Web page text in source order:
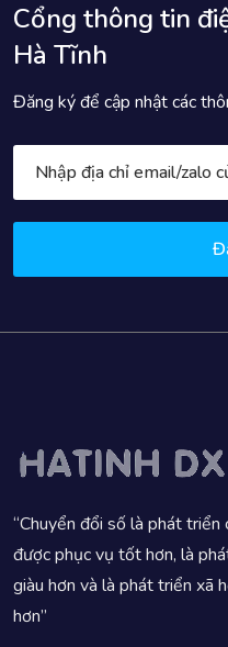
Cổng thông tin
Hà Tĩnh
Đăng ký để cập nhật các
“Chuyển đổi số là phát
được phục vụ tốt hơn, là
giàu hơn và là phát triển xã
hơn”